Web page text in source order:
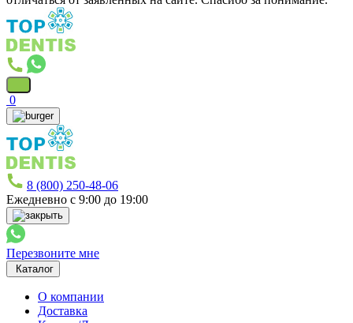
0
8 (800) 250-48-06
Ежедневно с 9:00 до 19:00
Перезвоните мне
Каталог
О компании
Доставка